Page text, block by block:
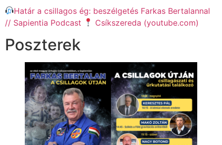
Határ a csillagos ég: beszélgetés Farkas Bertalannal
// Sapientia Podcast
Csíkszereda (youtube.com)
Poszterek